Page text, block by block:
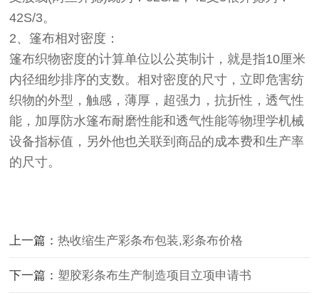
42S/3。
2、篷布相对密度：
篷布织物密度的计算单位以公英制计，就是指10厘米
内径细纱排序的支数。相对密度的尺寸，立即危害纺
织物的外型，触感，薄厚，超强力，抗折性，透气性
能，加厚防水篷布耐磨性能和透气性能等物理学机械
设备指标值，另外他也关联到商品的成本费和生产率
的尺寸。
上一篇：热收缩生产彩条布包装,彩条布价格
下一篇： 塑胶彩条布生产制造项目立项申请书